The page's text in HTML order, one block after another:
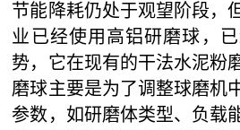
节能降耗仍处于观望阶段，
业已经使用高铝研磨球，
势，它在现有的干法水泥粉
磨球主要是为了调整球磨机
参数，如研磨体类型、负载